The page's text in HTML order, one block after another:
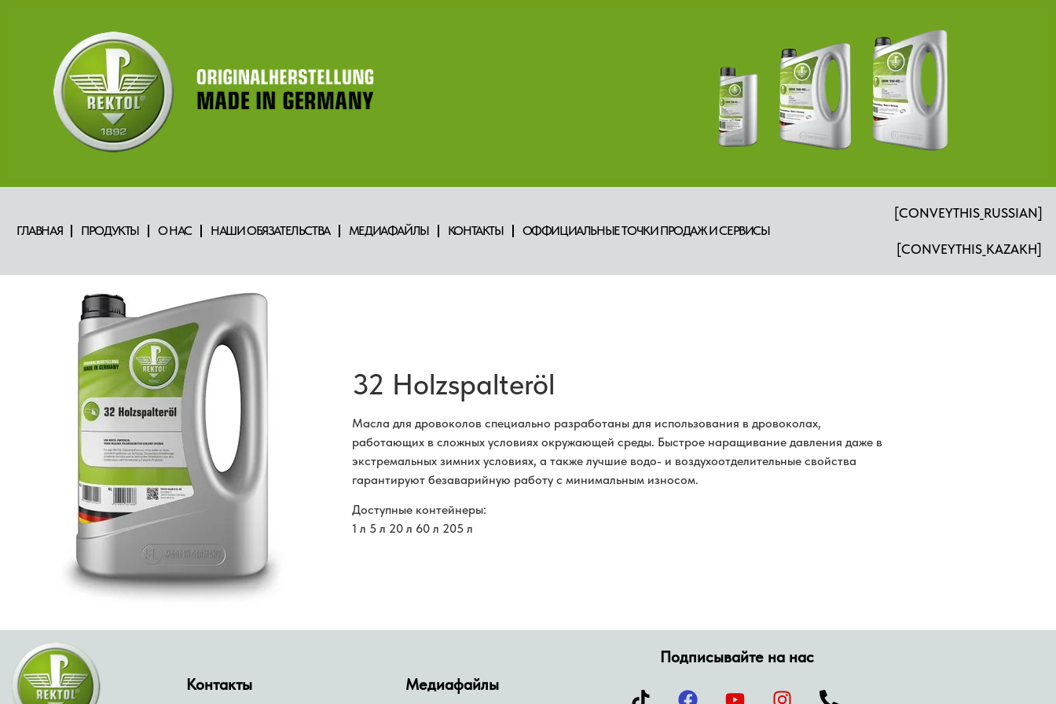
ГЛАВНАЯ ПРОДУКТЫ О НАС НАШИ ОБЯЗАТЕЛЬСТВА МЕДИАФАЙЛЫ КОНТАКТЫ ОФФИЦИАЛЬНЫЕ ТОЧКИ ПРОДАЖ И СЕРВИСЫ
[CONVEYTHIS_RUSSIAN]
[CONVEYTHIS_KAZAKH]
32 Holzspalteröl
Масла для дровоколов специально разработаны для использования в дровоколах,
работающих в сложных условиях окружающей среды. Быстрое наращивание давления даже в
экстремальных зимних условиях, а также лучшие водо- и воздухоотделительные свойства
гарантируют безаварийную работу с минимальным износом.
Доступные контейнеры:
1 л 5 л 20 л 60 л 205 л
Контакты Медиафайлы
Подписывайте на нас